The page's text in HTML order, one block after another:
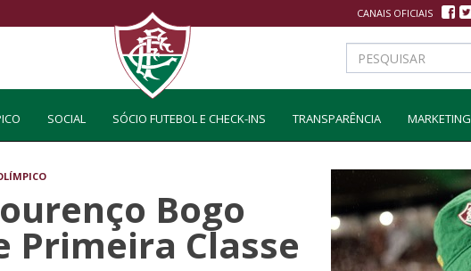
CANAIS OFICIAIS
SOCIAL SÓCIO FUTEBOL E CHECK-INS TRANSPARÊNCIA MARKETING
Bogo
Primeira Classe